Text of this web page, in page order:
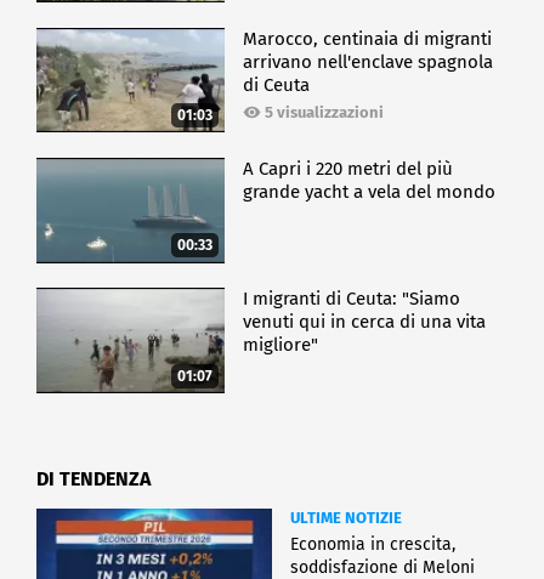
01:03
Marocco, centinaia di migranti
arrivano nell'enclave spagnola
di Ceuta
5 visualizzazioni
00:33
A Capri i 220 metri del più
grande yacht a vela del mondo
01:07
I migranti di Ceuta: "Siamo
venuti qui in cerca di una vita
migliore"
DI TENDENZA
ULTIME NOTIZIE
Economia in crescita,
soddisfazione di Meloni